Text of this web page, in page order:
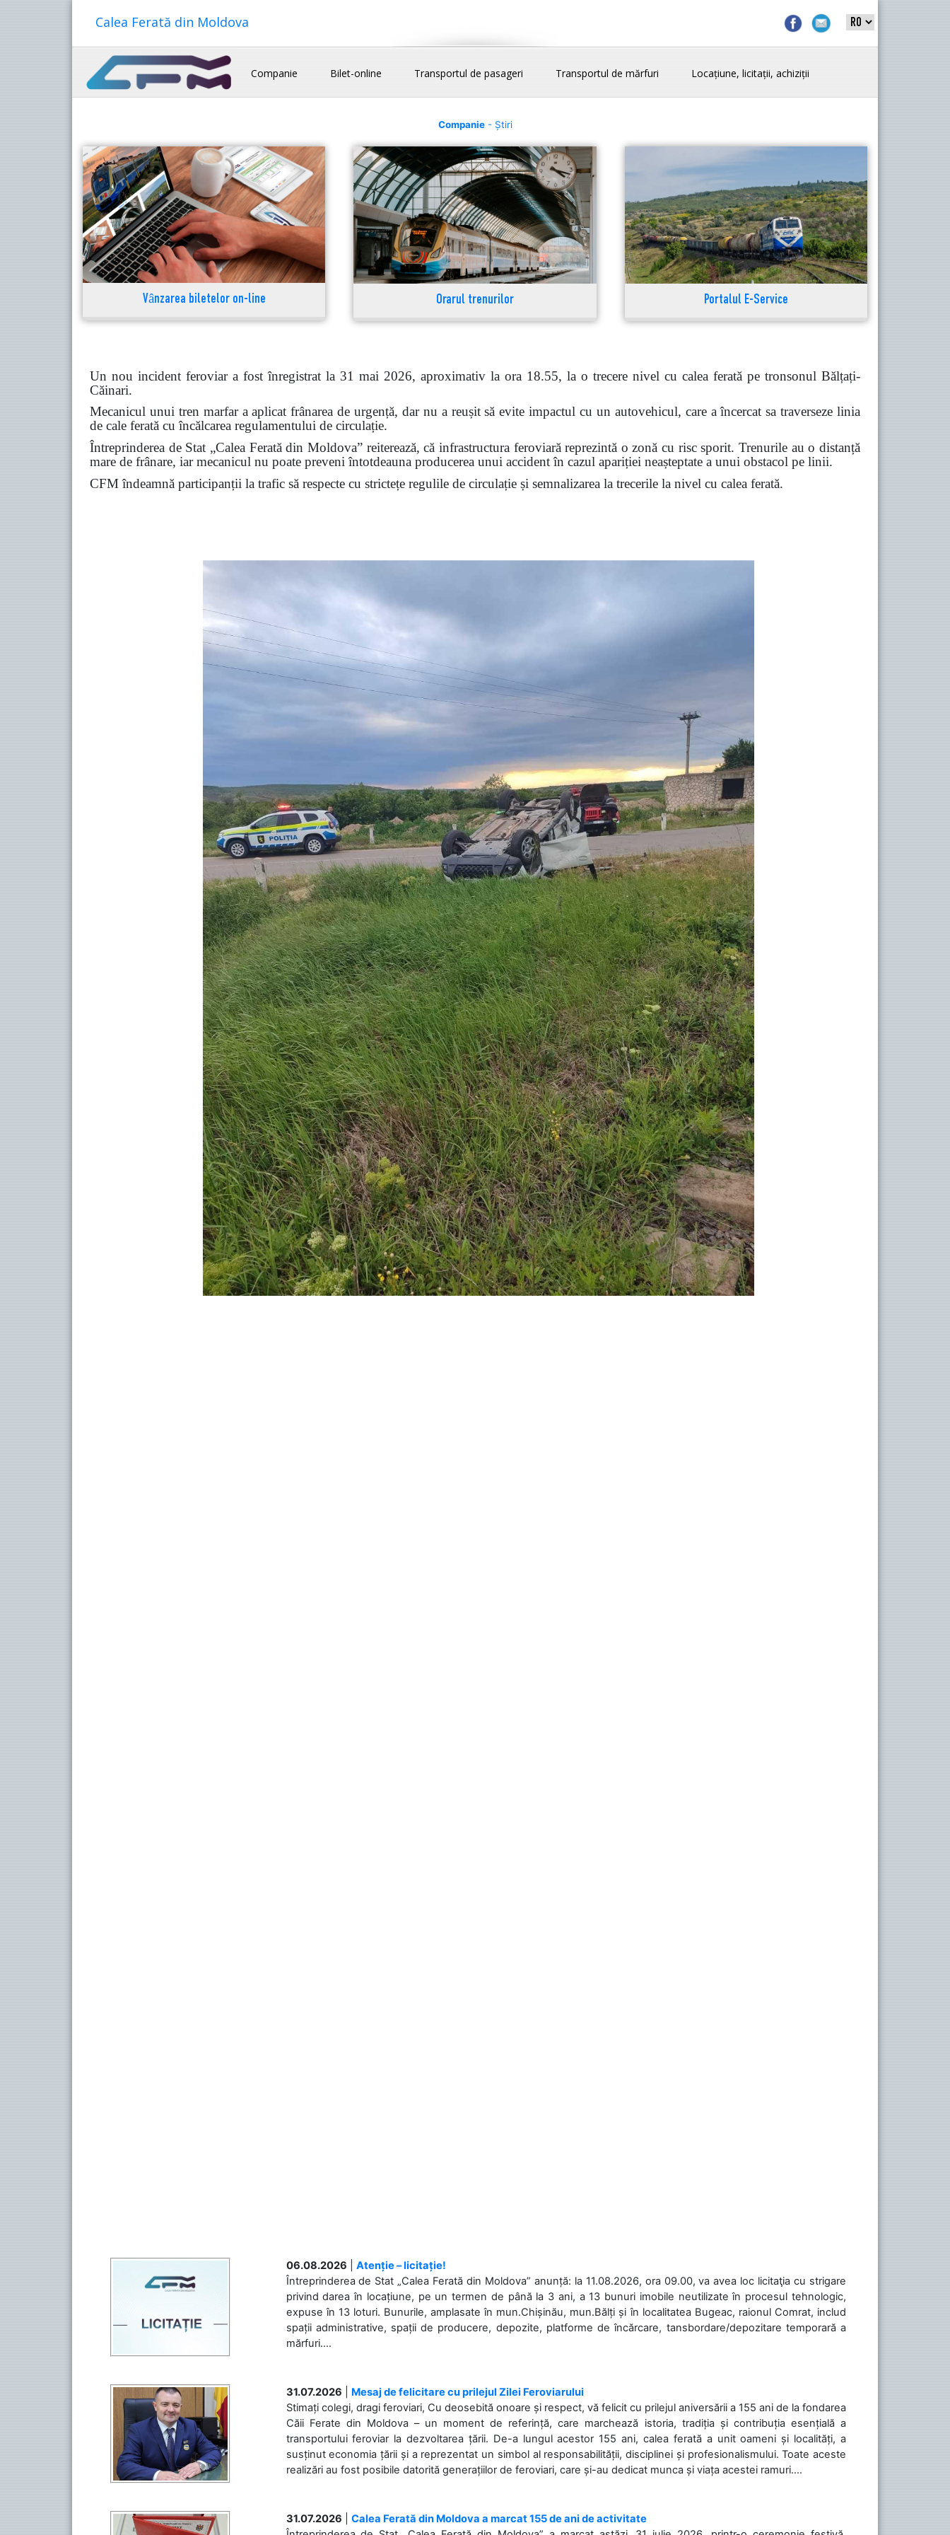
Calea Ferată din Moldova
Companie Bilet-online Transportul de pasageri Transportul de mărfuri Locațiune, licitații, achiziții
Companie- Știri
Vânzarea biletelor on-line Orarul trenurilor Portalul E-Service
Un nou incident feroviar a fost înregistrat la 31 mai 2026, aproximativ la ora 18.55, la o trecere nivel cu calea ferată pe tronsonul Bălțați-
Căinari.
Mecanicul unui tren marfar a aplicat frânarea de urgență, dar nu a reușit să evite impactul cu un autovehicul, care a încercat sa traverseze linia
de cale ferată cu încălcarea regulamentului de circulație.
Întreprinderea de Stat „Calea Ferată din Moldova” reiterează, că infrastructura feroviară reprezintă o zonă cu risc sporit. Trenurile au o distanță
mare de frânare, iar mecanicul nu poate preveni întotdeauna producerea unui accident în cazul apariției neașteptate a unui obstacol pe linii.
CFM îndeamnă participanții la trafic să respecte cu strictețe regulile de circulație și semnalizarea la trecerile la nivel cu calea ferată.
06.08.2026
Atenție – licitație!
Întreprinderea de Stat „Calea Ferată din Moldova” anunță: la 11.08.2026, ora 09.00, va avea loc licitaţia cu strigare
privind darea în locațiune, pe un termen de până la 3 ani, a 13 bunuri imobile neutilizate în procesul tehnologic,
expuse în 13 loturi. Bunurile, amplasate în mun.Chișinău, mun.Bălți și în localitatea Bugeac, raionul Comrat, includ
spații administrative, spații de producere, depozite, platforme de încărcare, tansbordare/depozitare temporară a
mărfuri....
31.07.2026
Mesaj de felicitare cu prilejul Zilei Feroviarului
Stimați colegi, dragi feroviari, Cu deosebită onoare și respect, vă felicit cu prilejul aniversării a 155 ani de la fondarea
Căii Ferate din Moldova – un moment de referință, care marchează istoria, tradiția și contribuția esențială a
transportului feroviar la dezvoltarea țării. De-a lungul acestor 155 ani, calea ferată a unit oameni și localități, a
susținut economia țării și a reprezentat un simbol al responsabilității, disciplinei și profesionalismului. Toate aceste
realizări au fost posibile datorită generațiilor de feroviari, care și-au dedicat munca și viața acestei ramuri....
31.07.2026
Calea Ferată din Moldova a marcat 155 de ani de activitate